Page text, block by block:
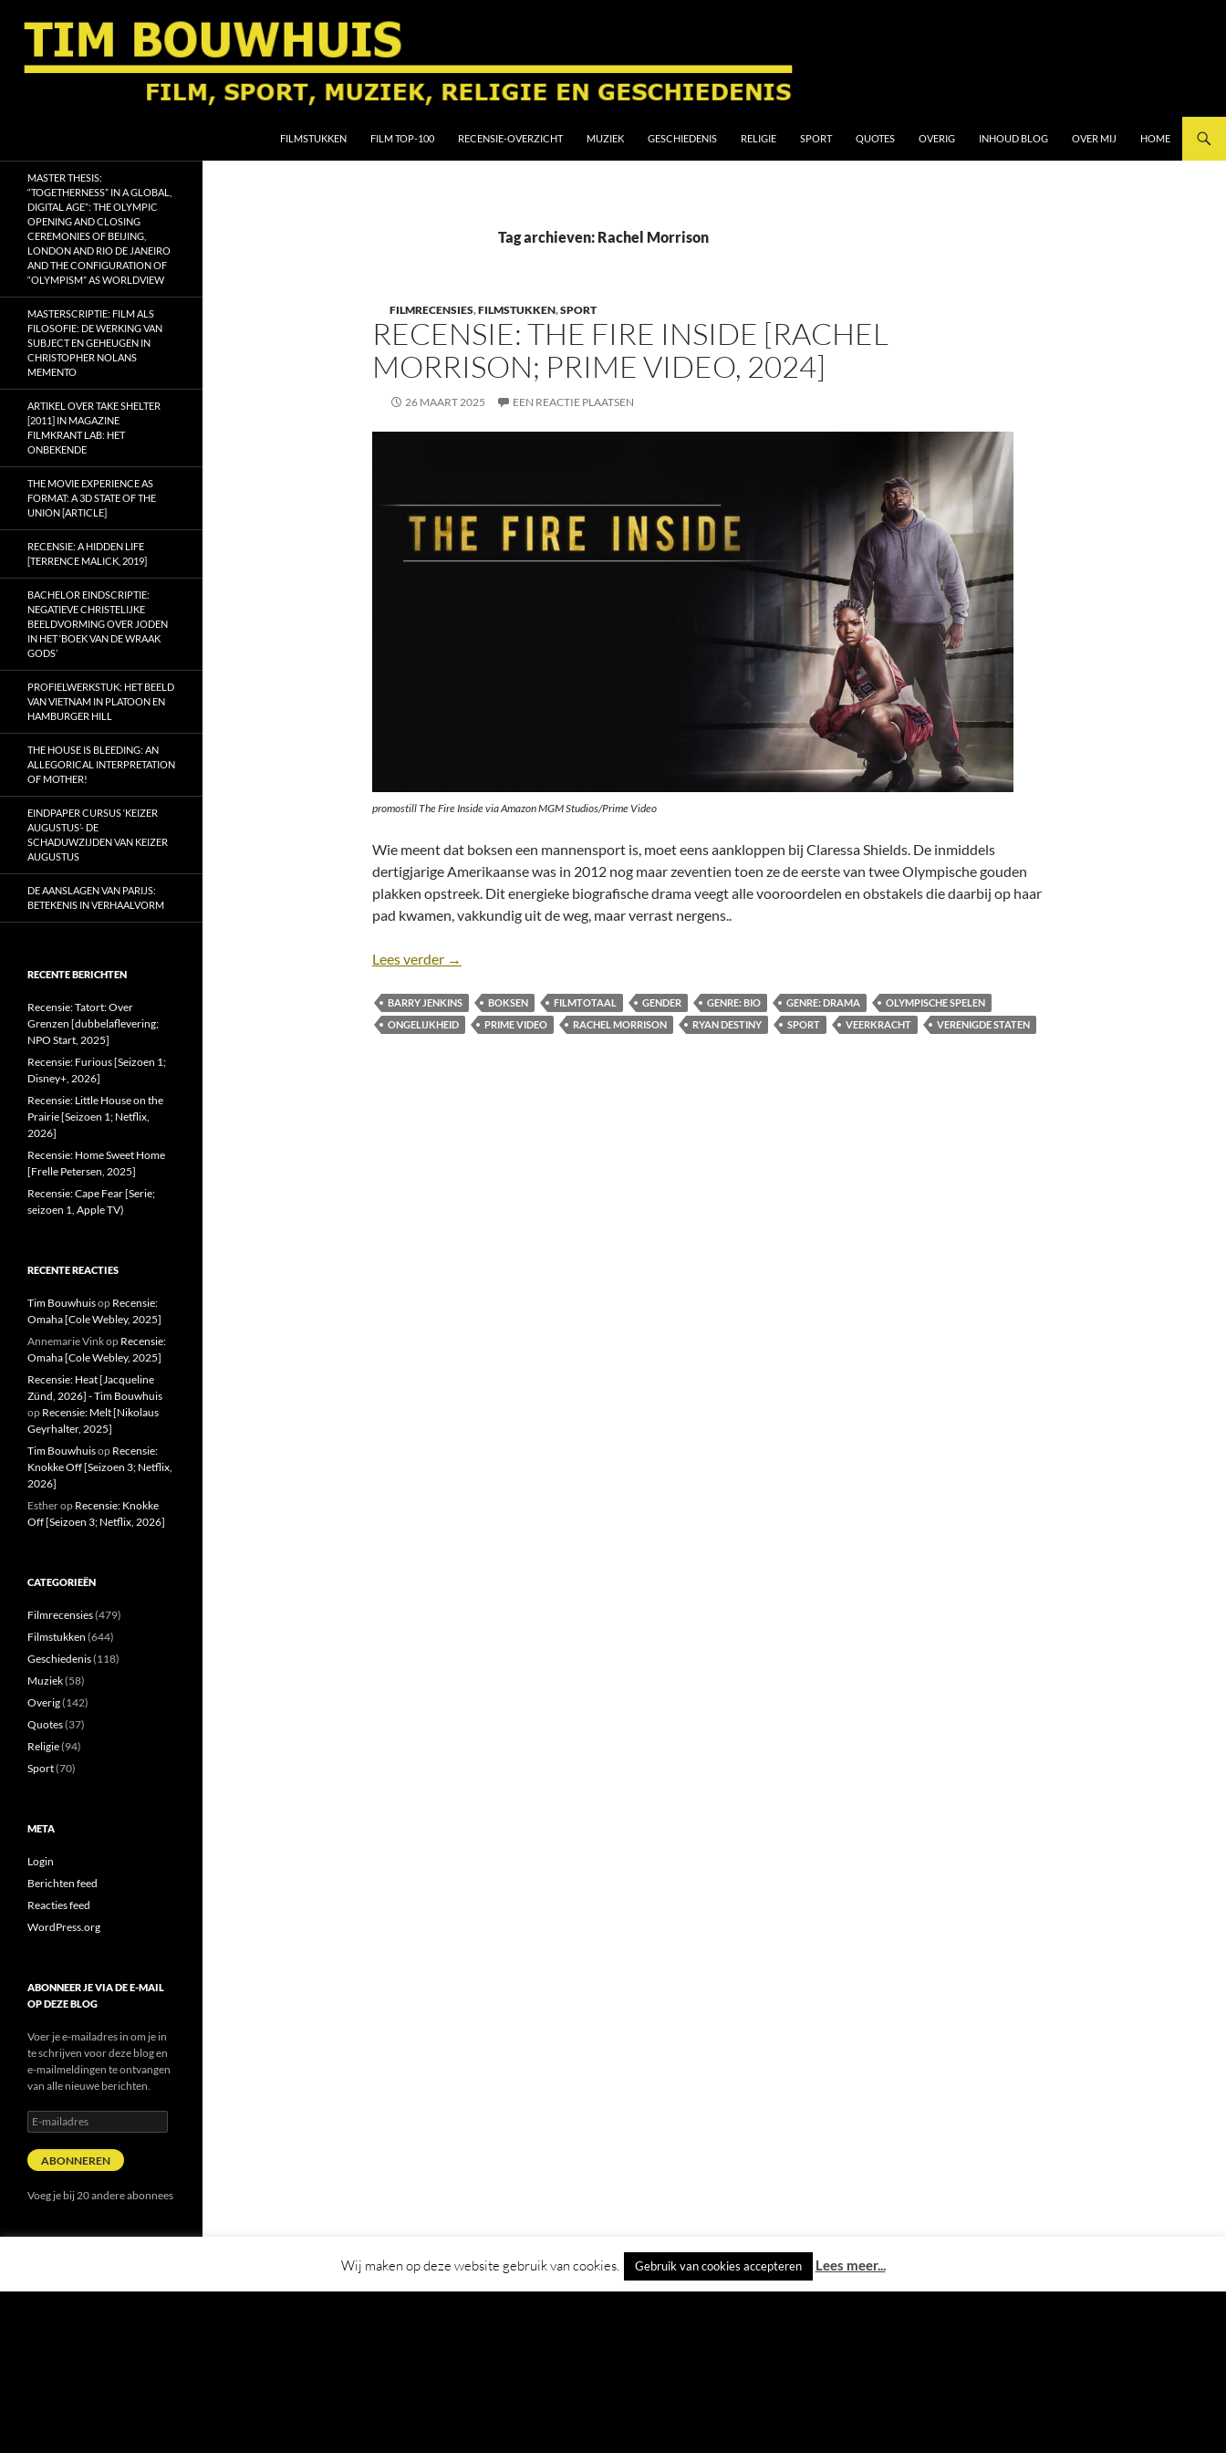
naar
inhoud
FILMSTUKKEN FILM TOP-100 RECENSIE-OVERZICHT MUZIEK GESCHIEDENIS RELIGIE SPORT QUOTES OVERIG INHOUD BLOG OVER MIJ HOME
Tag archieven: Rachel Morrison
FILMRECENSIES,FILMSTUKKEN,SPORT
RECENSIE: THE FIRE INSIDE [RACHEL
MORRISON; PRIME VIDEO, 2024]
26 MAART 2025 EEN REACTIE PLAATSEN
promostill The Fire Inside via Amazon MGM Studios/Prime Video
Wie meent dat boksen een mannensport is, moet eens aankloppen bij Claressa Shields. De inmiddels
dertigjarige Amerikaanse was in 2012 nog maar zeventien toen ze de eerste van twee Olympische gouden
plakken opstreek. Dit energieke biografische drama veegt alle vooroordelen en obstakels die daarbij op haar
pad kwamen, vakkundig uit de weg, maar verrast nergens..
Lees verder Recensie: The Fire Inside [Rachel Morrison; Prime Video, 2024]
→
BARRY JENKINS BOKSEN FILMTOTAAL GENDER GENRE: BIO GENRE: DRAMA
OLYMPISCHE SPELEN
ONGELIJKHEID
PRIME VIDEO RACHEL MORRISON RYAN DESTINY SPORT VEERKRACHT VERENIGDE STATEN
geschiedenis
MASTER THESIS:
“TOGETHERNESS” IN A GLOBAL,
DIGITAL AGE”: THE OLYMPIC
OPENING AND CLOSING
CEREMONIES OF BEIJING,
LONDON AND RIO DE JANEIRO
AND THE CONFIGURATION OF
“OLYMPISM” AS WORLDVIEW
MASTERSCRIPTIE: FILM ALS
FILOSOFIE: DE WERKING VAN
SUBJECT EN GEHEUGEN IN
CHRISTOPHER NOLANS
MEMENTO
ARTIKEL OVER TAKE SHELTER
[2011] IN MAGAZINE
FILMKRANT LAB: HET
ONBEKENDE
THE MOVIE EXPERIENCE AS
FORMAT: A 3D STATE OF THE
UNION [ARTICLE]
RECENSIE: A HIDDEN LIFE
[TERRENCE MALICK, 2019]
BACHELOR EINDSCRIPTIE:
NEGATIEVE CHRISTELIJKE
BEELDVORMING OVER JODEN
IN HET ‘BOEK VAN DE WRAAK
GODS’
PROFIELWERKSTUK: HET BEELD
VAN VIETNAM IN PLATOON EN
HAMBURGER HILL
THE HOUSE IS BLEEDING: AN
ALLEGORICAL INTERPRETATION
OF MOTHER!
EINDPAPER CURSUS ‘KEIZER
AUGUSTUS’- DE
SCHADUWZIJDEN VAN KEIZER
AUGUSTUS
DE AANSLAGEN VAN PARIJS:
BETEKENIS IN VERHAALVORM
RECENTE BERICHTEN
Recensie: Tatort: Over
Grenzen [dubbelaflevering;
NPO Start, 2025]
Recensie: Furious [Seizoen 1;
Disney+, 2026]
Recensie: Little House on the
Prairie [Seizoen 1; Netflix,
2026]
Recensie: Home Sweet Home
[Frelle Petersen, 2025]
Recensie: Cape Fear [Serie;
seizoen 1, Apple TV)
RECENTE REACTIES
Tim Bouwhuisop Recensie:
Omaha [Cole Webley, 2025]
Annemarie Vinkop Recensie:
Omaha [Cole Webley, 2025]
Recensie: Heat [Jacqueline
Zünd, 2026] - Tim Bouwhuis
op Recensie: Melt [Nikolaus
Geyrhalter, 2025]
Tim Bouwhuisop Recensie:
Knokke Off [Seizoen 3; Netflix,
2026]
Estherop Recensie: Knokke
Off [Seizoen 3; Netflix, 2026]
CATEGORIEËN
Filmrecensies(479)
Filmstukken (644)
Geschiedenis(118)
Muziek(58)
Overig(142)
Quotes(37)
Religie(94)
Sport(70)
META
Login
Berichten feed
Reacties feed
WordPress.org
ABONNEER JE VIA DE E-MAIL
OP DEZE BLOG
Voer je e-mailadres in om je in
te schrijven voor deze blog en
e-mailmeldingen te ontvangen
van alle nieuwe berichten.
E-
mailadres
ABONNEREN
Voeg je bij 20 andere abonnees
Wij maken op deze website gebruik van cookies. Gebruik van cookies accepteren Lees meer...